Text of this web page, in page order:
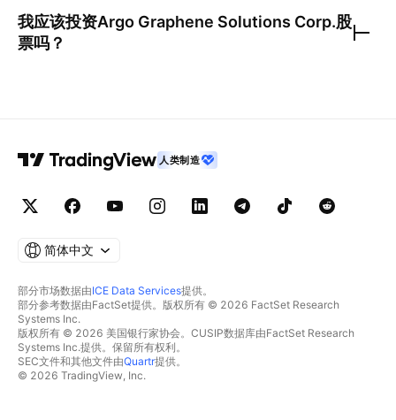
我应该投资Argo Graphene Solutions Corp.股
票吗？
人类制造
简体中文
部分市场数据由ICE Data Services提供。
部分参考数据由FactSet提供。版权所有 © 2026 FactSet Research
Systems Inc.
版权所有 © 2026 美国银行家协会。CUSIP数据库由FactSet Research
Systems Inc.提供。保留所有权利。
SEC文件和其他文件由Quartr提供。
© 2026 TradingView, Inc.